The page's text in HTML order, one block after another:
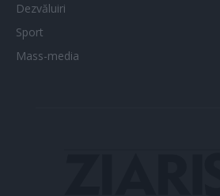
Dezvăluiri
Sport
Mass-media